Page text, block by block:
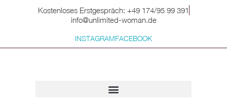
Kostenloses Erstgespräch: +49 174/95 99 391
info@unlimited-woman.de
INSTAGRAMFACEBOOK